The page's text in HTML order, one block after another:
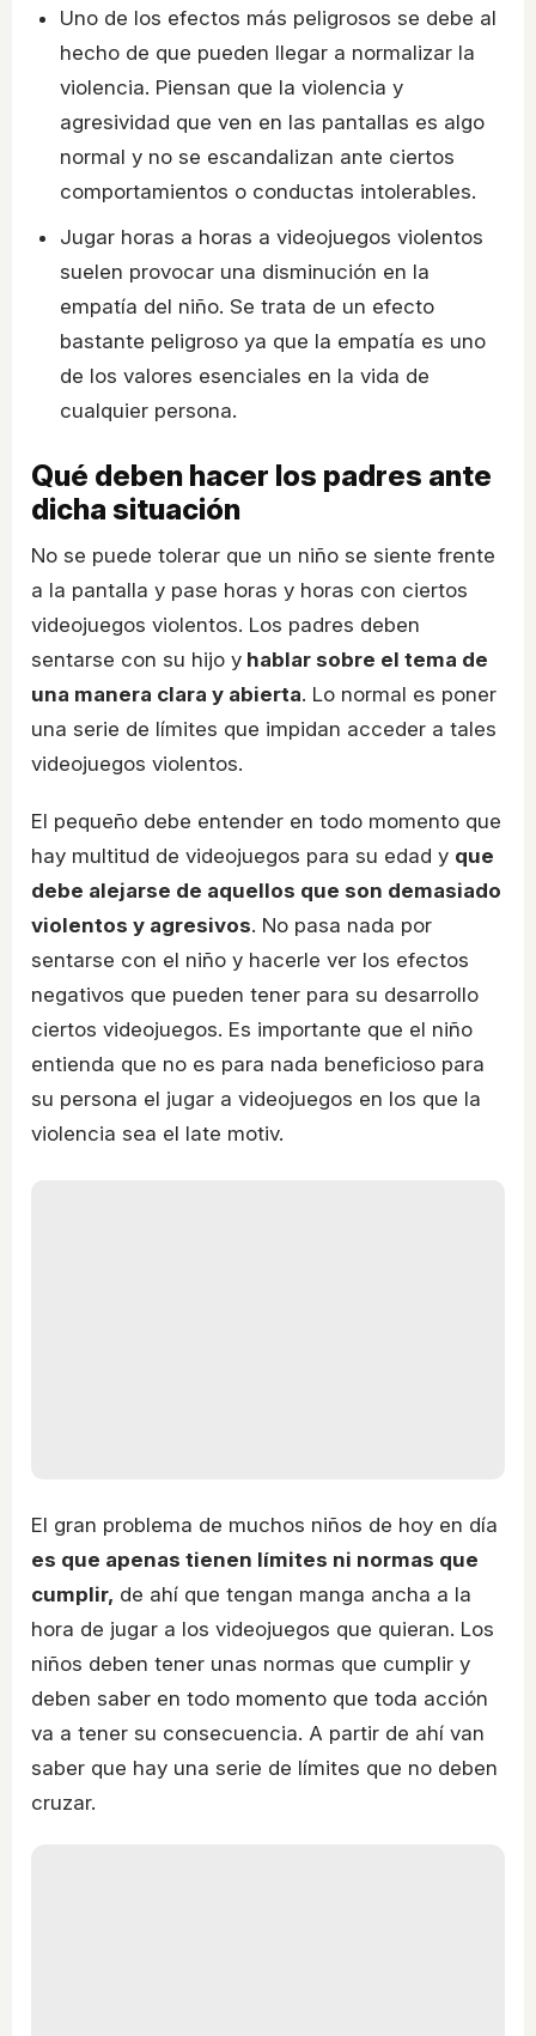
Uno de los efectos más peligrosos se debe al
hecho de que pueden llegar a normalizar la
violencia. Piensan que la violencia y
agresividad que ven en las pantallas es algo
normal y no se escandalizan ante ciertos
comportamientos o conductas intolerables.
Jugar horas a horas a videojuegos violentos
suelen provocar una disminución en la
empatía del niño. Se trata de un efecto
bastante peligroso ya que la empatía es uno
de los valores esenciales en la vida de
cualquier persona.
Qué deben hacer los padres ante
dicha situación
No se puede tolerar que un niño se siente frente
a la pantalla y pase horas y horas con ciertos
videojuegos violentos. Los padres deben
sentarse con su hijo y hablar sobre el tema de
una manera clara y abierta. Lo normal es poner
una serie de límites que impidan acceder a tales
videojuegos violentos.
El pequeño debe entender en todo momento que
hay multitud de videojuegos para su edad y que
debe alejarse de aquellos que son demasiado
violentos y agresivos. No pasa nada por
sentarse con el niño y hacerle ver los efectos
negativos que pueden tener para su desarrollo
ciertos videojuegos. Es importante que el niño
entienda que no es para nada beneficioso para
su persona el jugar a videojuegos en los que la
violencia sea el late motiv.
El gran problema de muchos niños de hoy en día
es que apenas tienen límites ni normas que
cumplir, de ahí que tengan manga ancha a la
hora de jugar a los videojuegos que quieran. Los
niños deben tener unas normas que cumplir y
deben saber en todo momento que toda acción
va a tener su consecuencia. A partir de ahí van
saber que hay una serie de límites que no deben
cruzar.